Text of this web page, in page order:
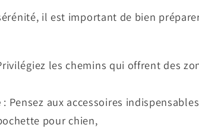
il est important de bien
les chemins qui offrent des
: Pensez aux accessoires
pour chien,